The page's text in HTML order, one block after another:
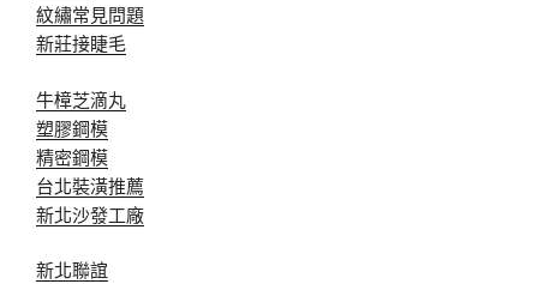
紋繡常見問題
新莊接睫毛
牛樟芝滴丸
塑膠鋼模
精密鋼模
台北裝潢推薦
新北沙發工廠
新北聯誼